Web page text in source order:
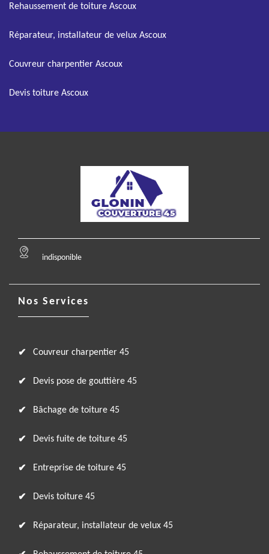
Rehaussement de toiture Ascoux
Réparateur, installateur de velux Ascoux
Couvreur charpentier Ascoux
Devis toiture Ascoux
indisponible
Nos Services
Couvreur charpentier 45
Devis pose de gouttière 45
Bâchage de toiture 45
Devis fuite de toiture 45
Entreprise de toiture 45
Devis toiture 45
Réparateur, installateur de velux 45